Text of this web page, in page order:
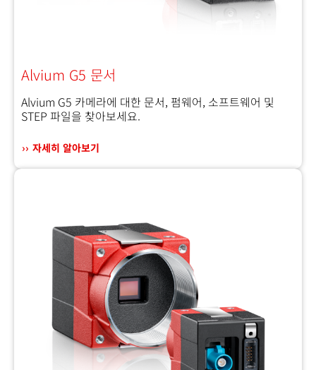
Alvium G5 문서
Alvium G5 카메라에 대한 문서, 펌웨어, 소프트웨어 및
STEP 파일을 찾아보세요.
자세히 알아보기